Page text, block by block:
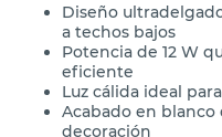
Diseño
a techos bajos
Potencia de 12 W
eficiente
Luz cálida ideal
Acabado en
decoración